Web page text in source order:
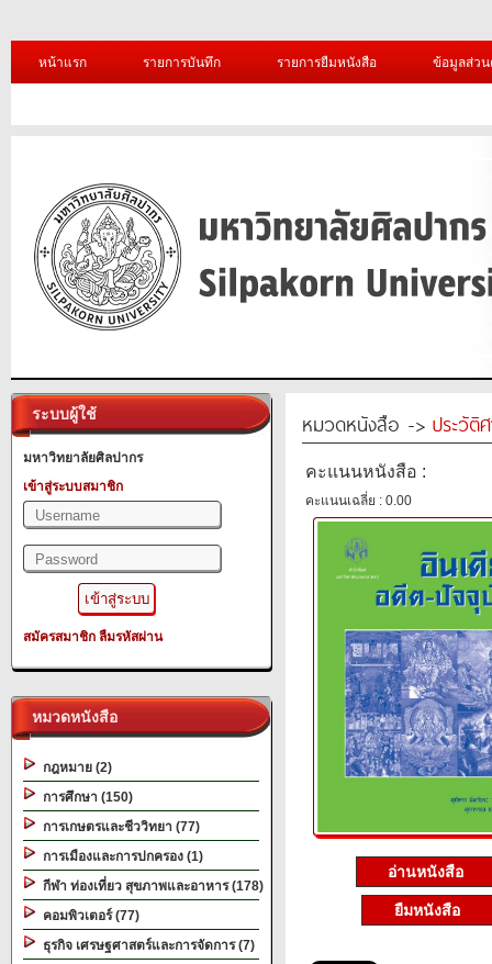
หน้าแรก รายการบันทึก รายการยืมหนังสือ ข้อมูลส่ว
ระบบผู้ใช้
มหาวิทยาลัยศิลปากร
เข้าสู่ระบบสมาชิก
สมัครสมาชิก ลืมรหัสผ่าน
หมวดหนังสือ
กฎหมาย (2)
การศึกษา (150)
การเกษตรและชีววิทยา (77)
การเมืองและการปกครอง (1)
กีฬา ท่องเที่ยว สุขภาพและอาหาร (178)
คอมพิวเตอร์ (77)
ธุรกิจ เศรษฐศาสตร์และการจัดการ (7)
หมวดหนังสือ -> ประวัติ
คะแนนหนังสือ :
คะแนนเฉลี่ย : 0.00
อ่านหนังสือ
ยืมหนังสือ